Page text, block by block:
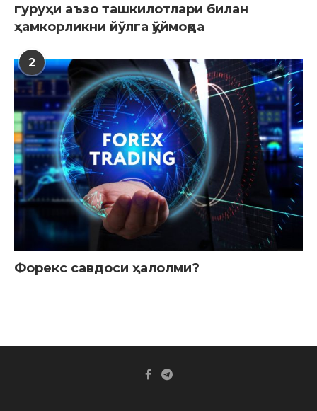
гуруҳи аъзо ташкилотлари билан
ҳамкорликни йўлга қўймоқда
2
Форекс савдоси ҳалолми?